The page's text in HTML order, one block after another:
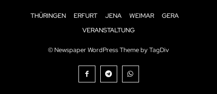
THÜRINGEN ERFURT JENA WEIMAR
GERA
VERANSTALTUNG
© Newspaper WordPress Theme by TagDiv